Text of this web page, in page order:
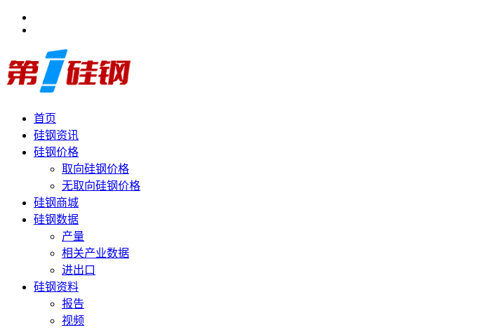
首页
硅钢资讯
硅钢价格
取向硅钢价格
无取向硅钢价格
硅钢商城
硅钢数据
产量
相关产业数据
进出口
硅钢资料
报告
视频